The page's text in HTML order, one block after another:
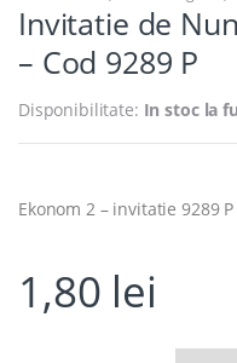
Invitatie de
– Cod 9289 P
Disponibilitate: In stoc la
Ekonom 2 – invitatie 9289 P
1,80 lei